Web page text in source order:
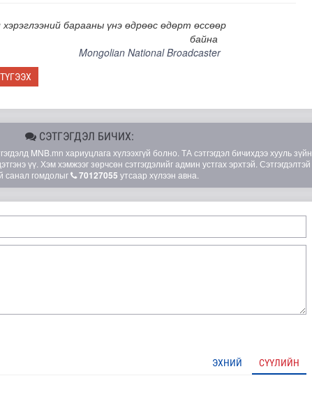
21 хэм дулаан
барааны үнэ өдрөөс өдөрт өссөөр
байна
Mongolian National Broadcaster
ТҮГЭЭХ
СЭТГЭГДЭЛ БИЧИХ:
MNB.mn хариуцлага хүлээхгүй болно. ТА сэтгэгдэл бичихдээ хууль зүйн
үү. Хэм хэмжээг зөрчсөн сэтгэгдэлийг админ устгах эрхтэй. Сэтгэгдэлтэй
санал гомдолыг
70127055 утсаар хүлээн авна.
ЭХНИЙ СҮҮЛИЙН